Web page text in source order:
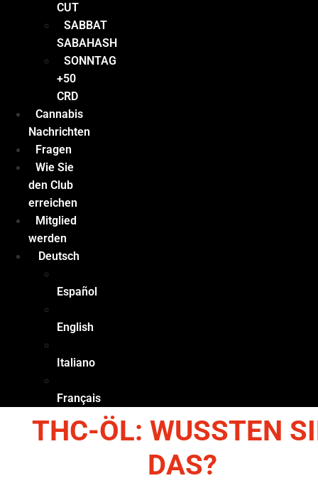
CUT
SABBAT
SABAHASH
SONNTAG
+50
CRD
Cannabis
Nachrichten
Fragen
Wie Sie
den Club
erreichen
Mitglied
werden
Deutsch
Español
English
Italiano
Français
THC-ÖL: WUSSTEN
DAS?